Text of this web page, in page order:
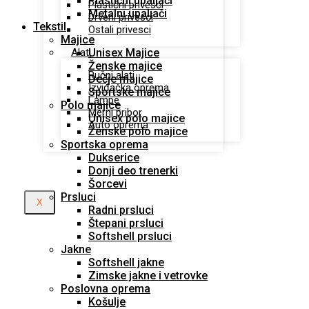
Plastični privesci
Drveni privesci
Ostali privesci
Alati
Ručni alati
Izviđačka oprema
Lampe
Merni pribor
Auto oprema
X
Metalni upaljači
Tekstil
Majice
Unisex Majice
Ženske majice
Dečje majice
Sportske majice
Polo majice
Unisex polo majice
Ženske polo majice
Sportska oprema
Dukserice
Donji deo trenerki
Šorcevi
Prsluci
Radni prsluci
Štepani prsluci
Softshell prsluci
Jakne
Softshell jakne
Zimske jakne i vetrovke
Poslovna oprema
Košulje